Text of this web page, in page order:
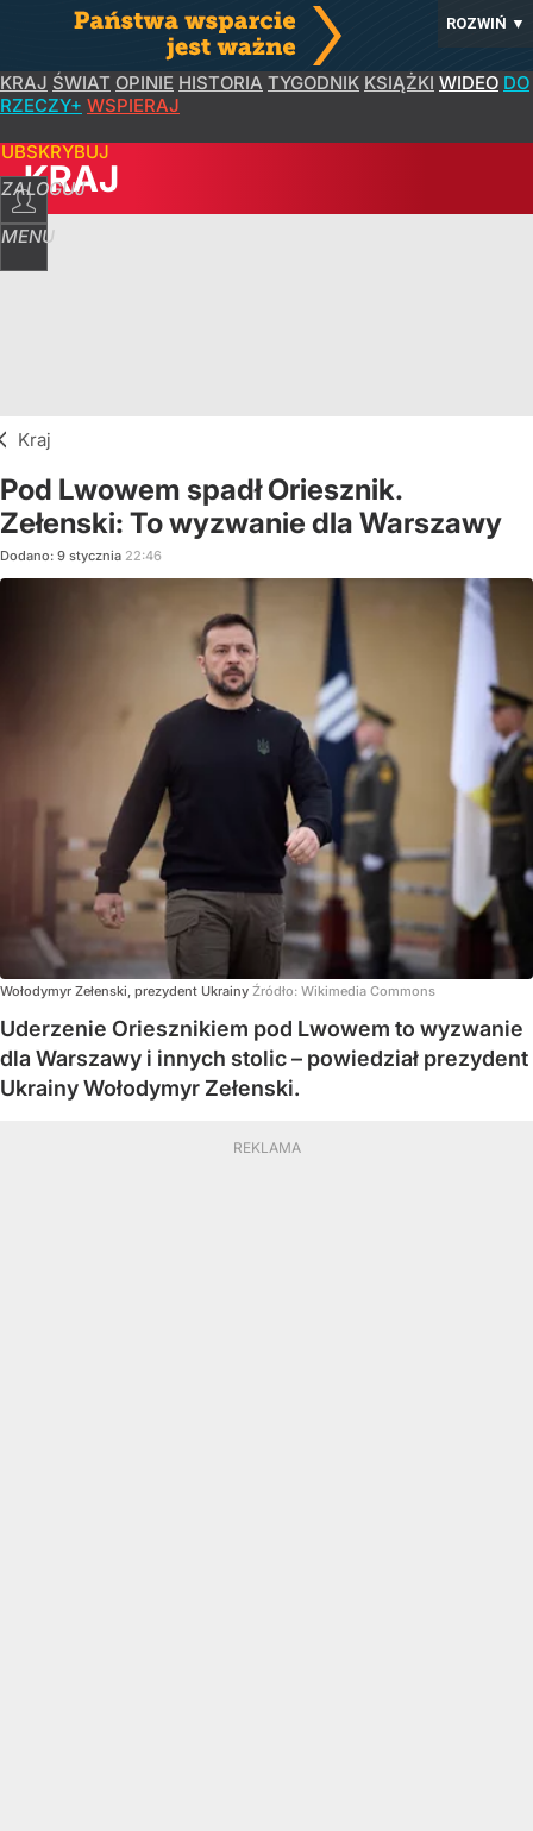
ROZWIŃ ▼
KRAJ ŚWIAT OPINIE HISTORIA TYGODNIK KSIĄŻKI WIDEO DO
RZECZY+ WSPIERAJ
ZALOGUJ
MENU
KRAJ
Kraj
Pod Lwowem spadł Oriesznik.
Zełenski: To wyzwanie dla Warszawy
Dodano: 9 stycznia 22:46
Wołodymyr Zełenski, prezydent Ukrainy Źródło: Wikimedia Commons
Uderzenie Oriesznikiem pod Lwowem to wyzwanie
dla Warszawy i innych stolic – powiedział prezydent
Ukrainy Wołodymyr Zełenski.